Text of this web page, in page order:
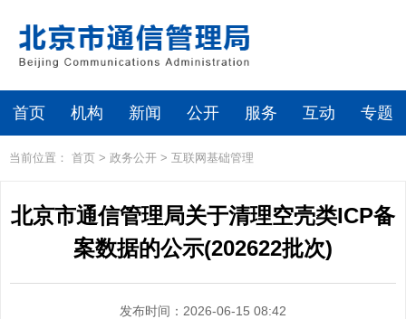
首页 机构 新闻 公开 服务 互动 专题
当前位置： 首页 > 政务公开 > 互联网基础管理
北京市通信管理局关于清理空壳类ICP备
案数据的公示(202622批次)
发布时间：2026-06-15 08:42